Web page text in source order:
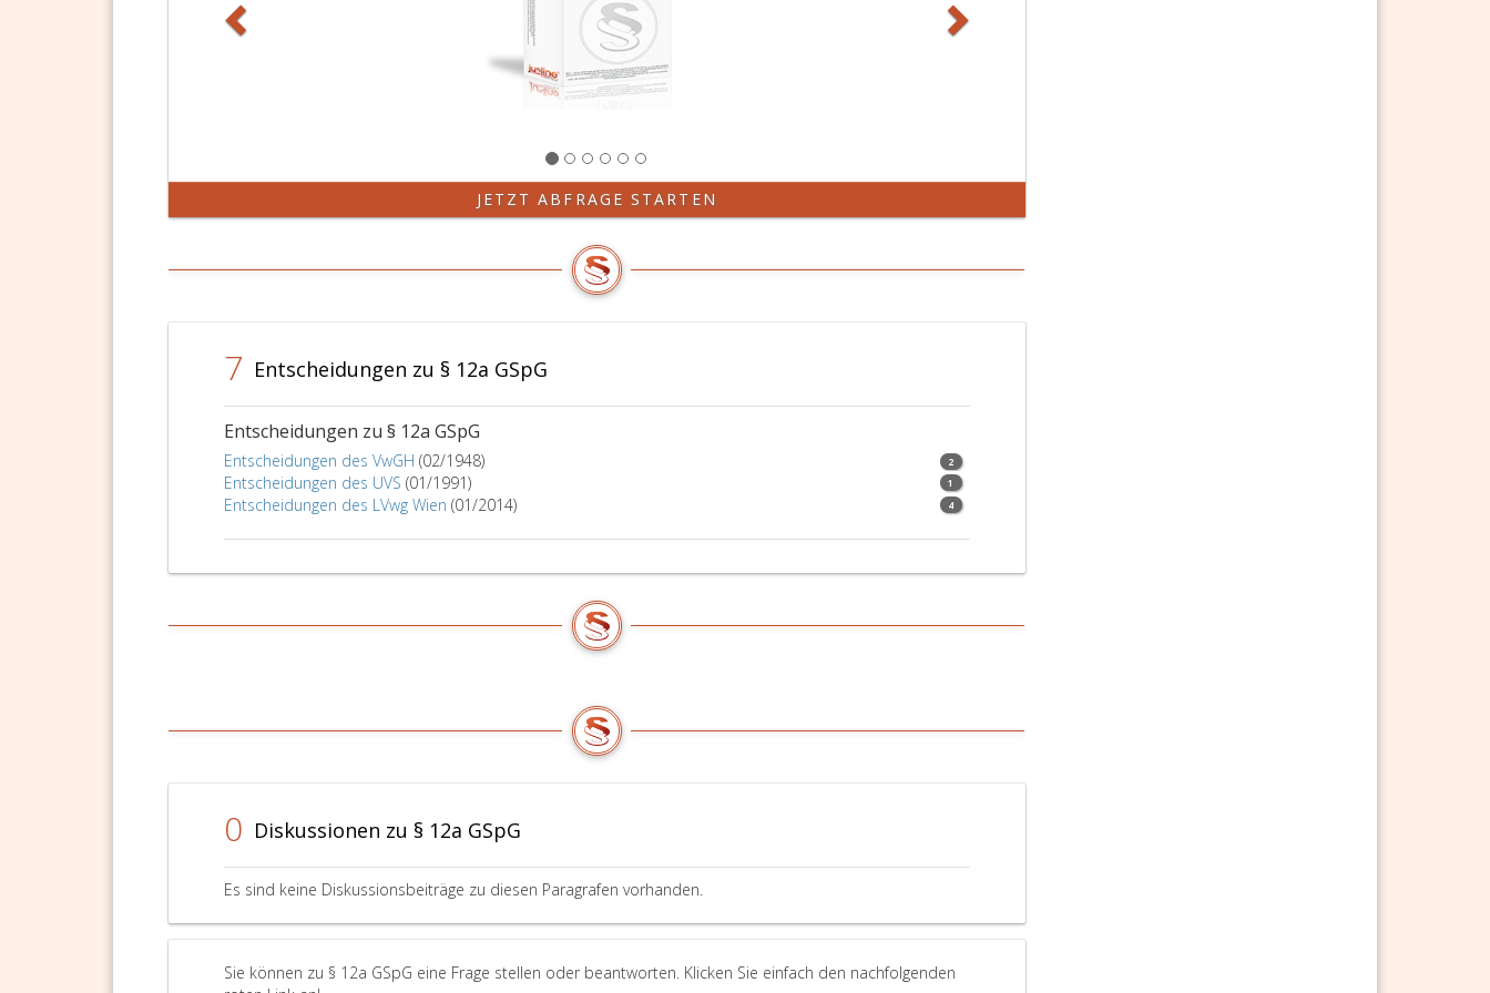
14,
JETZT ABFRAGE STARTEN
7 Entscheidungen zu § 12a GSpG
Entscheidungen zu § 12a GSpG
Entscheidungen des VwGH (02/1948) 2
Entscheidungen des UVS (01/1991) 1
Entscheidungen des LVwg Wien (01/2014) 4
0 Diskussionen zu § 12a GSpG
Es sind keine Diskussionsbeiträge zu diesen Paragrafen vorhanden.
Sie können zu § 12a GSpG eine Frage stellen oder beantworten. Klicken Sie einfach den nachfolgenden